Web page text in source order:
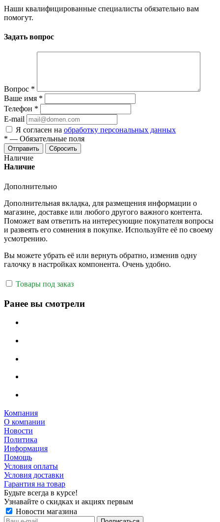
Наши квалифицированные специалисты обязательно вам
помогут.
Задать вопрос
Вопрос *
Ваше имя *
Телефон *
E-mail
Я согласен на обработку персональных данных
* — Обязательные поля
Отправить Сбросить
Наличие
Наличие
Дополнительно
Дополнительная вкладка, для размещения информации о
магазине, доставке или любого другого важного контента.
Поможет вам ответить на интересующие покупателя вопросы
и развеять его сомнения в покупке. Используйте её по своему
усмотрению.
Вы можете убрать её или вернуть обратно, изменив одну
галочку в настройках компонента. Очень удобно.
Товары под заказ
Ранее вы смотрели
Компания
О компании
Новости
Политика
Информация
Помощь
Условия оплаты
Условия доставки
Гарантия на товар
Будьте всегда в курсе!
Узнавайте о скидках и акциях первым
Новости магазина